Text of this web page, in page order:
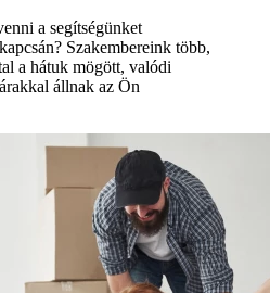
a segítségünket
Szakembereink több,
a hátuk mögött, valódi
állnak az Ön